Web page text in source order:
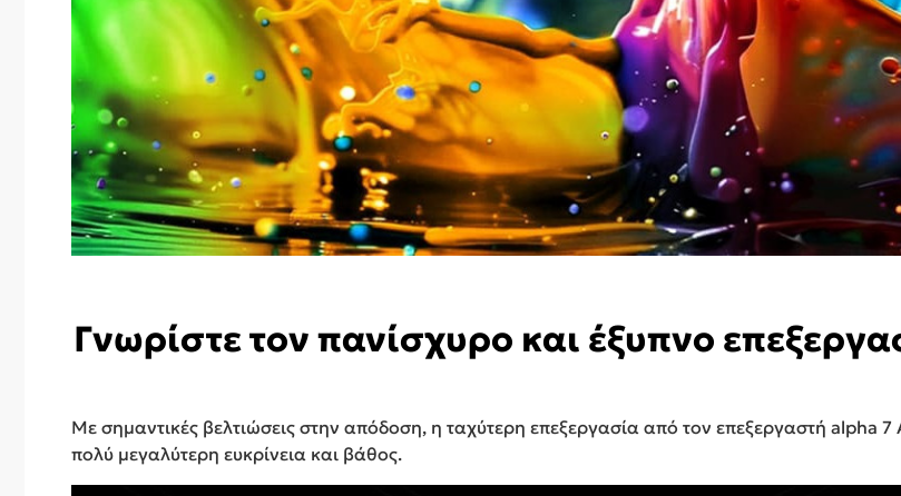
Γνωρίστε τον πανίσχυρο και έξυπνο
Με σημαντικές βελτιώσεις στην απόδοση, η ταχύτερη επεξεργασία από τον επεξεργαστή alpha
πολύ μεγαλύτερη ευκρίνεια και βάθος.